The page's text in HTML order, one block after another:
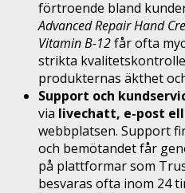
förtroende bland
Advanced Repair Hand
Vitamin B-12får ofta
strikta
produkternas äkthet
Support och
via livechatt, e-post
webbplatsen. Support
och bemötandet får
på plattformar som
besvaras ofta inom 24